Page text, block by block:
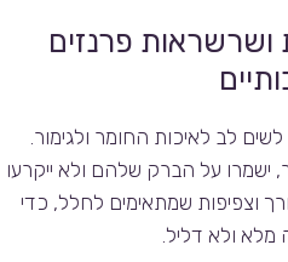
ושרשראות פרנזים
לב לאיכות החומר ולגימור.
ישמרו על הברק שלהם ולא ייקרעו
וצפיפות שמתאימים לחלל, כדי
ולא דליל.